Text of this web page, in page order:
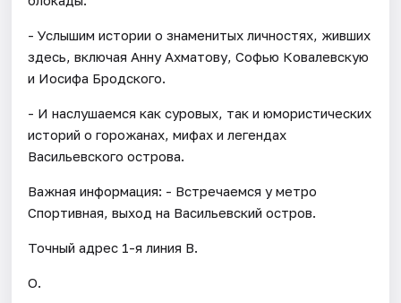
- Услышим истории о знаменитых личностях, живших
здесь, включая Анну Ахматову, Софью Ковалевскую
и Иосифа Бродского.
- И наслушаемся как суровых, так и юмористических
историй о горожанах, мифах и легендах
Васильевского острова.
Важная информация: - Встречаемся у метро
Спортивная, выход на Васильевский остров.
Точный адрес 1-я линия В.
О.